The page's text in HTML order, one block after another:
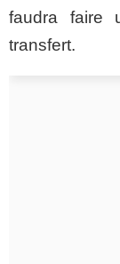
faudra faire
transfert.